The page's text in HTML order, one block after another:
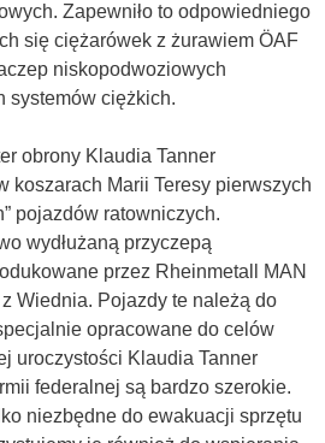
Zapewniło to odpowiedniego
się ciężarówek z żurawiem ÖAF
niskopodwoziowych
systemów ciężkich.
obrony Klaudia Tanner
koszarach Marii Teresy pierwszych
pojazdów ratowniczych.
wydłużaną przyczepą
przez Rheinmetall MAN
Wiednia. Pojazdy te należą do
opracowane do celów
uroczystości Klaudia Tanner
federalnej są bardzo szerokie.
niezbędne do ewakuacji sprzętu